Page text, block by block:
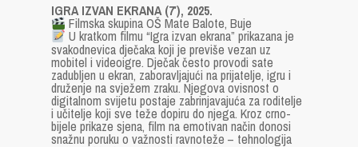
IGRA IZVAN EKRANA (7′), 2025.
Filmska skupina OŠ Mate Balote, Buje
U kratkom filmu “Igra izvan ekrana” prikazana je
svakodnevica dječaka koji je previše vezan uz
mobitel i videoigre. Dječak često provodi sate
zadubljen u ekran, zaboravljajući na prijatelje, igru i
druženje na svježem zraku. Njegova ovisnost o
digitalnom svijetu postaje zabrinjavajuća za roditelje
i učitelje koji sve teže dopiru do njega. Kroz crno-
bijele prikaze sjena, film na emotivan način donosi
snažnu poruku o važnosti ravnoteže – tehnologija